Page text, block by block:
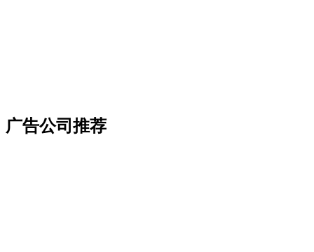
广告公司推荐